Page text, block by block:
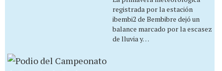
registrada por la estación
ibembi2 de Bembibre dejó un
balance marcado por la escasez
de lluvia y…